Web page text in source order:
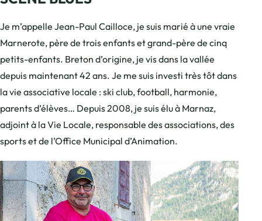
Je m’appelle Jean-Paul Cailloce, je suis marié à une vraie
Marnerote, père de trois enfants et grand-père de cinq
petits-enfants. Breton d’origine, je vis dans la vallée
depuis maintenant 42 ans. Je me suis investi très tôt dans
la vie associative locale : ski club, football, harmonie,
parents d’élèves… Depuis 2008, je suis élu à Marnaz,
adjoint à la Vie Locale, responsable des associations, des
sports et de l’Office Municipal d’Animation.